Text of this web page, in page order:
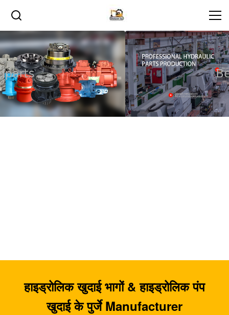
हाइड्रोलिक खुदाई भागों & हाइड्रोलिक पंप
खुदाई के पुर्जे Manufacturer